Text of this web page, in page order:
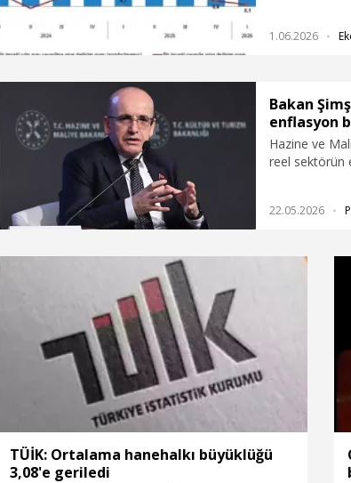
1.06.2026
Bakan
enflasyon
Hazine ve Maliye Bakanı Mehmet Şimşek, "Hanehalkının ve
reel sektörün
enflasyon
22.05.2026
TÜİK: Ortalama hanehalkı büyüklüğü
3,08'e geriledi